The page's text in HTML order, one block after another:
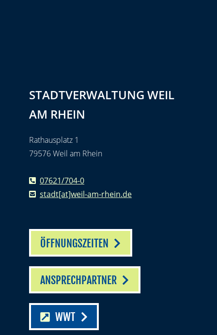
STADTVERWALTUNG WEIL
AM RHEIN
Rathausplatz 1
79576 Weil am Rhein
07621/704-0
stadt[at]weil-am-rhein.de
ÖFFNUNGSZEITEN
ANSPRECHPARTNER
WWT